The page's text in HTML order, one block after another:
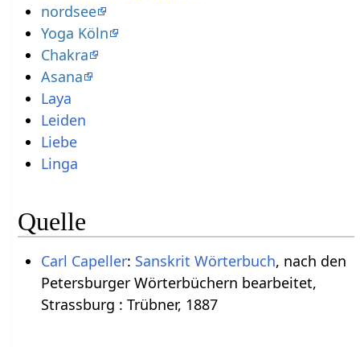
nordsee
Yoga Köln
Chakra
Asana
Laya
Leiden
Liebe
Linga
Quelle
Carl Capeller: Sanskrit Wörterbuch, nach den
Petersburger Wörterbüchern bearbeitet,
Strassburg : Trübner, 1887